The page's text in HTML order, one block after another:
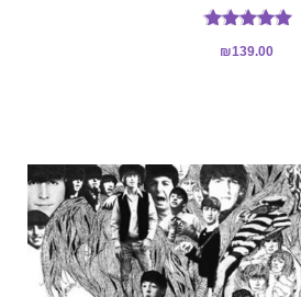
דורג
5.00
₪139.00